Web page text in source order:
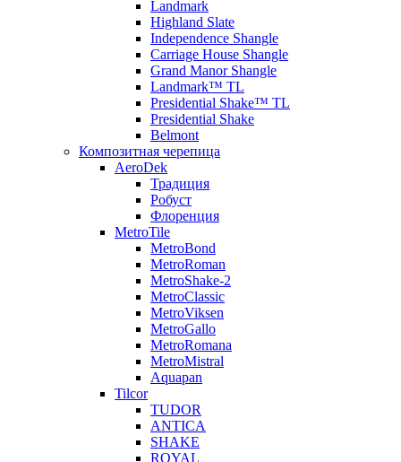
Landmark
Highland Slate
Independence Shangle
Carriage House Shangle
Grand Manor Shangle
Landmark™ TL
Presidential Shake™ TL
Presidential Shake
Belmont
Композитная черепица
AeroDek
Традиция
Робуст
Флоренция
MetroTile
MetroBond
MetroRoman
MetroShake-2
MetroClassic
MetroViksen
MetroGallo
MetroRomana
MetroMistral
Aquapan
Tilcor
TUDOR
ANTICA
SHAKE
ROYAL